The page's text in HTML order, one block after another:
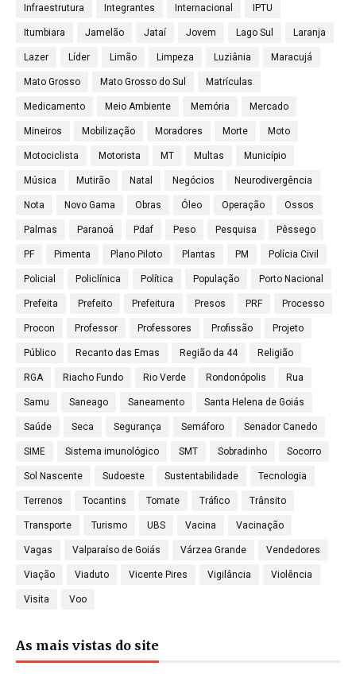
Infraestrutura Integrantes Internacional IPTU
Itumbiara Jamelão Jataí Jovem Lago Sul Laranja
Lazer Líder Limão Limpeza Luziânia Maracujá
Mato Grosso Mato Grosso do Sul Matrículas
Medicamento Meio Ambiente Memória Mercado
Mineiros Mobilização Moradores Morte Moto
Motociclista Motorista MT Multas Município
Música Mutirão Natal Negócios Neurodivergência
Nota Novo Gama Obras Óleo Operação Ossos
Palmas Paranoá Pdaf Peso Pesquisa Pêssego
PF Pimenta Plano Piloto Plantas PM Polícia Civil
Policial Policlínica Política População Porto Nacional
Prefeita Prefeito Prefeitura Presos PRF Processo
Procon Professor Professores Profissão Projeto
Público Recanto das Emas Região da 44 Religião
RGA Riacho Fundo Rio Verde Rondonópolis Rua
Samu Saneago Saneamento Santa Helena de Goiás
Saúde Seca Segurança Semáforo Senador Canedo
SIME Sistema imunológico SMT Sobradinho Socorro
Sol Nascente Sudoeste Sustentabilidade Tecnologia
Terrenos Tocantins Tomate Tráfico Trânsito
Transporte Turismo UBS Vacina Vacinação
Vagas Valparaíso de Goiás Várzea Grande Vendedores
Viação Viaduto Vicente Pires Vigilância Violência
Visita Voo
As mais vistas do site